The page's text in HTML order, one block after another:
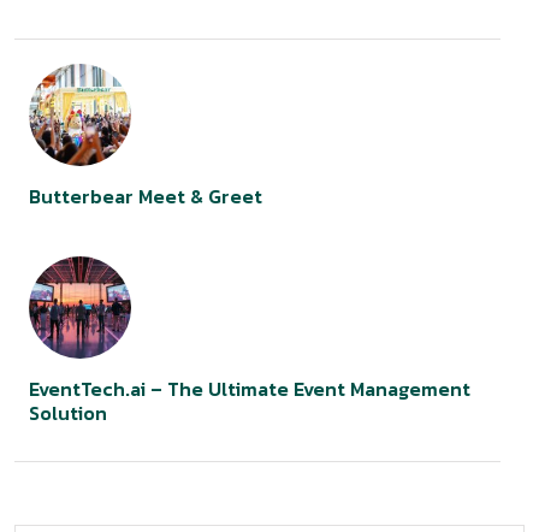
Butterbear Meet & Greet
EventTech.ai – The Ultimate Event Management
Solution